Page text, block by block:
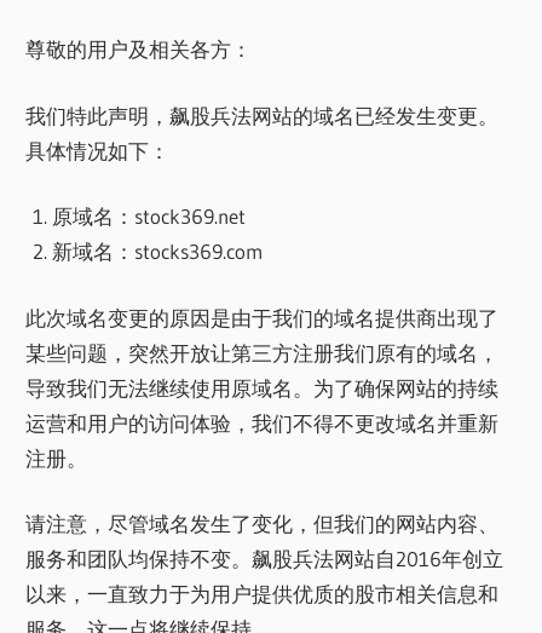
尊敬的用户及相关各方：
我们特此声明，飙股兵法网站的域名已经发生变更。
具体情况如下：
原域名：stock369.net
新域名：stocks369.com
此次域名变更的原因是由于我们的域名提供商出现了
某些问题，突然开放让第三方注册我们原有的域名，
导致我们无法继续使用原域名。为了确保网站的持续
运营和用户的访问体验，我们不得不更改域名并重新
注册。
请注意，尽管域名发生了变化，但我们的网站内容、
服务和团队均保持不变。飙股兵法网站自2016年创立
以来，一直致力于为用户提供优质的股市相关信息和